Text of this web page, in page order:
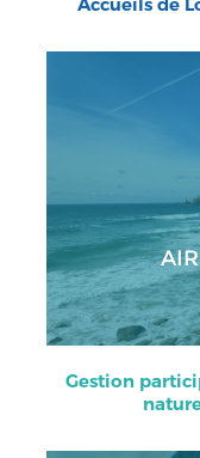
Gestion